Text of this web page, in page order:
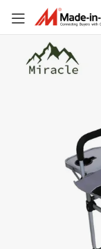
aire libre,
Mueble de toldo